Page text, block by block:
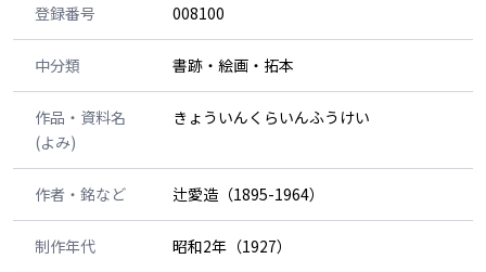
登録番号 008100
中分類 書跡・絵画・拓本
作品・資料名
(よみ)
きょういんくらいんふうけい
作者・銘など 辻愛造（1895-1964）
制作年代 昭和2年（1927）